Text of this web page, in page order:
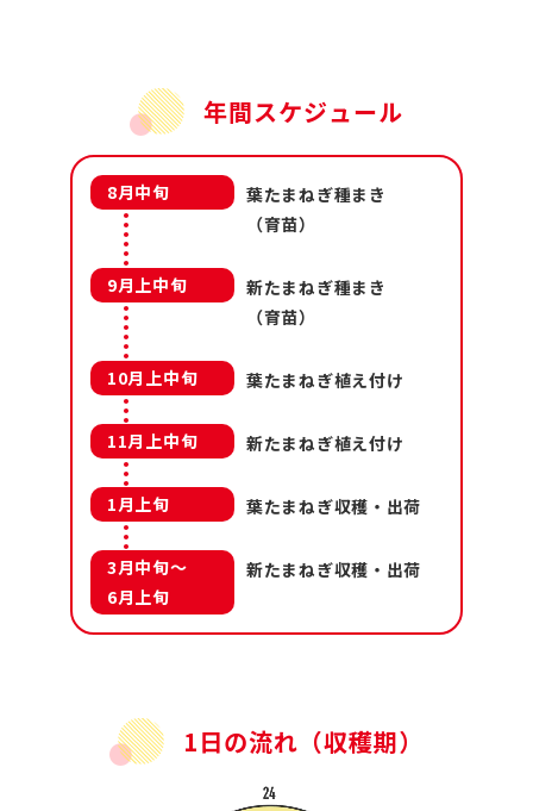
年間スケジュール
8月中旬
葉たまねぎ種まき
（育苗）
9月上中旬
新たまねぎ種まき
（育苗）
10月上中旬 葉たまねぎ植え付け
11月上中旬 新たまねぎ植え付け
1月上旬 葉たまねぎ収穫・出荷
3月中旬～
6月上旬
新たまねぎ収穫・出荷
1日の流れ（収穫期）